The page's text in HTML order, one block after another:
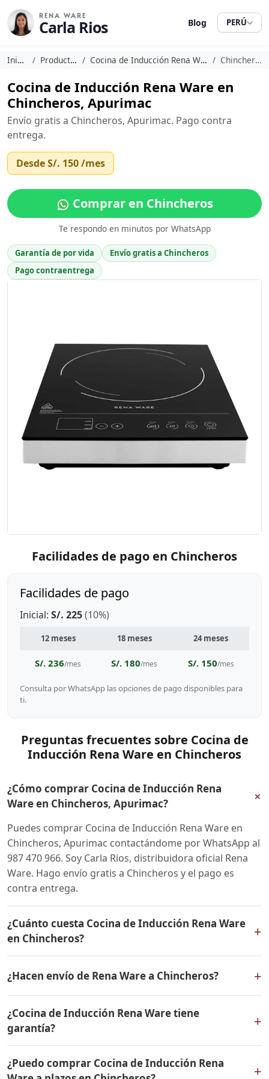
RENA WARE
Carla Rios Blog PERÚ
Inicio Productos Cocina de Inducción Rena Ware Chincheros
Cocina de Inducción Rena Ware en
Chincheros, Apurimac
Envío gratis a Chincheros, Apurimac. Pago contra
entrega.
DesdeS/. 150/mes
Comprar en Chincheros
Te respondo en minutos por WhatsApp
Garantía de por vida
Envío gratis a Chincheros
Pago contraentrega
Facilidades de pago en Chincheros
Facilidades de pago
Inicial: S/. 225(10%)
12 meses 18 meses 24 meses
S/. 236/mes S/. 180/mes S/. 150/mes
Consulta por WhatsApp las opciones de pago disponibles para
ti.
Preguntas frecuentes sobre Cocina de
Inducción Rena Ware en Chincheros
¿Cómo comprar Cocina de Inducción Rena
Ware en Chincheros, Apurimac?
+
Puedes comprar Cocina de Inducción Rena Ware en
Chincheros, Apurimac contactándome por WhatsApp al
987 470 966. Soy Carla Rios, distribuidora oficial Rena
Ware. Hago envío gratis a Chincheros y el pago es
contra entrega.
¿Cuánto cuesta Cocina de Inducción Rena Ware
en Chincheros?
+
mismo en todo el Perú. Contáctame por WhatsApp para
conocer el precio actual, promociones disponibles y
facilidades de pago en cuotas desde el 10% de inicial.
¿Hacen envío de Rena Ware a Chincheros? +
Ware a Chincheros, Apurimac y a todo el Perú. El pago
es contra entrega.
¿Cocina de Inducción Rena Ware tiene
garantía?
+
vida contra defectos de fabricación. Todos los
¿Puedo comprar Cocina de Inducción Rena
+